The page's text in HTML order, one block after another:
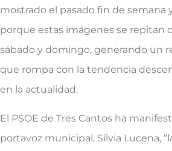
mostrado el pasado fin de semana
porque estas imágenes se repitan
sábado y domingo, generando un
que rompa con la tendencia
en la actualidad.
El PSOE de Tres Cantos ha
portavoz municipal, Silvia Lucena,